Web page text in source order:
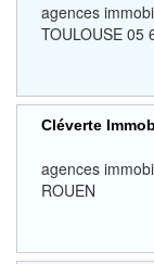
agences
TOULOUSE 05
Cléverte
agences
ROUEN